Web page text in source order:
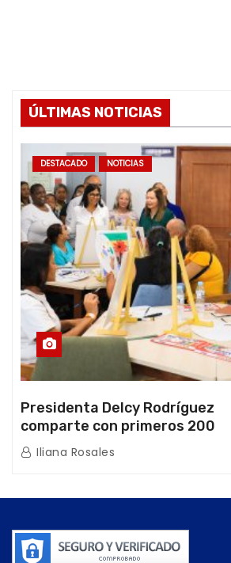
ÚLTIMAS NOTICIAS
DESTACADO NOTICIAS
Presidenta Delcy Rodríguez
comparte con primeros 200
beneficiarios de la nueva Casa
los Abuelos “La Primavera” en
Iliana Rosales